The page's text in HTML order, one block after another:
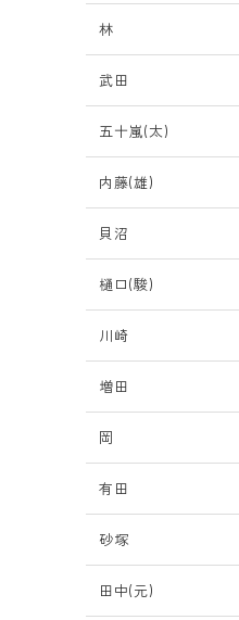
林
武田
五十嵐(太)
内藤(雄)
貝沼
樋口(駿)
川崎
増田
岡
有田
砂塚
田中(元)